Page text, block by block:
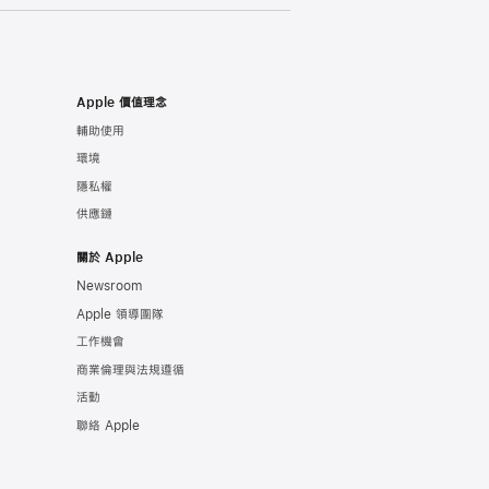
Apple 價值理念
輔助使用
環境
隱私權
供應鏈
關於 Apple
Newsroom
Apple 領導團隊
工作機會
商業倫理與法規遵循
活動
聯絡 Apple